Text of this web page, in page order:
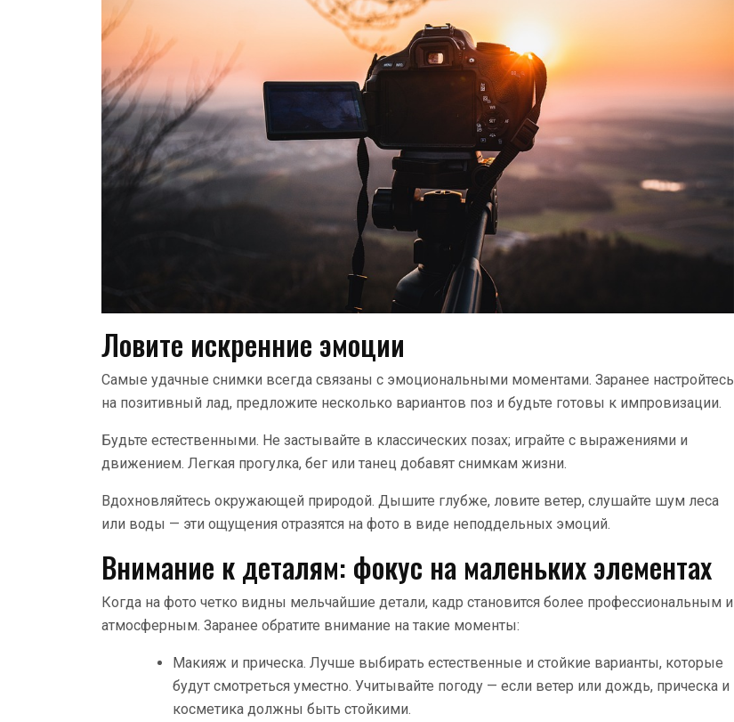
Ловите искренние эмоции
Самые удачные снимки всегда связаны с эмоциональными моментами. Заранее настройтесь
на позитивный лад, предложите несколько вариантов поз и будьте готовы к импровизации.
Будьте естественными. Не застывайте в классических позах; играйте с выражениями и
движением. Легкая прогулка, бег или танец добавят снимкам жизни.
Вдохновляйтесь окружающей природой. Дышите глубже, ловите ветер, слушайте шум леса
или воды — эти ощущения отразятся на фото в виде неподдельных эмоций.
Внимание к деталям: фокус на маленьких элементах
Когда на фото четко видны мельчайшие детали, кадр становится более профессиональным и
атмосферным. Заранее обратите внимание на такие моменты:
Макияж и прическа. Лучше выбирать естественные и стойкие варианты, которые
будут смотреться уместно. Учитывайте погоду — если ветер или дождь, прическа и
косметика должны быть стойкими.